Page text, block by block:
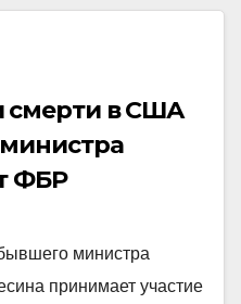
смерти в США
министра
ФБР
министра
принимает участие